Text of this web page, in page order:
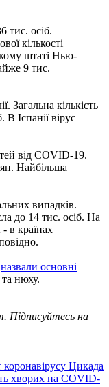
тис. осіб.
кількості
штаті Нью-
9 тис.
Загальна кількість
В Іспанії вірус
від COVID-19.
Найбільша
випадків.
до 14 тис. осіб. На
в країнах
назвали основні
нюху.
Підписуйтесь на
Цикада
хворих на COVID-